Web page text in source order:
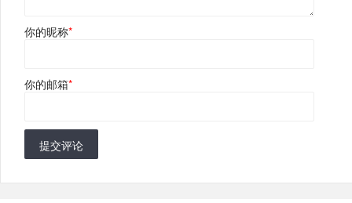
你的昵称*
你的邮箱*
提交评论